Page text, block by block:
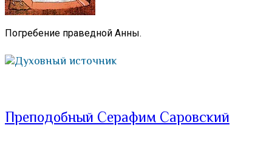
Погребение праведной Анны.
Духовный источник
Преподобный Серафим Саровский